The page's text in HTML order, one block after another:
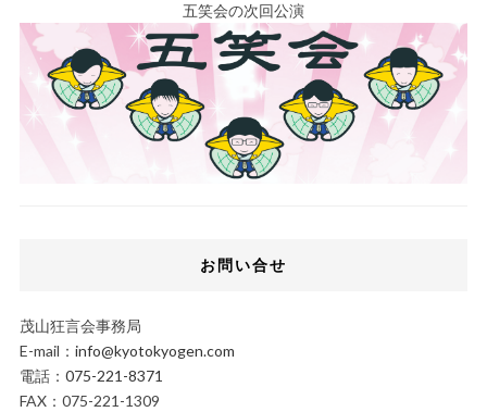
五笑会の次回公演
お問い合せ
茂山狂言会事務局
E-mail： info@kyotokyogen.com
電話： 075-221-8371
FAX：075-221-1309